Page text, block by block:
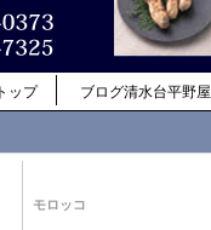
ップ ブログ清水台平野
モロッコ